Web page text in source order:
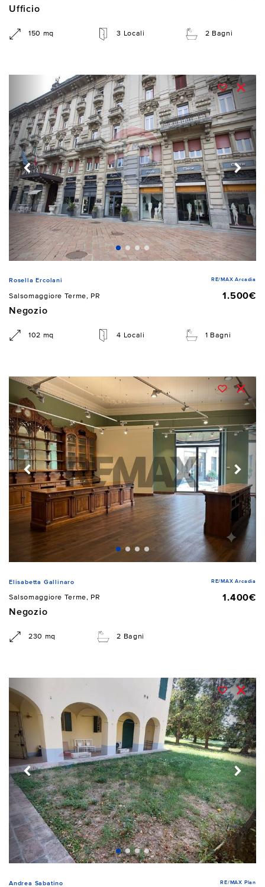
Ufficio
150 mq 3 Locali 2 Bagni
Rosella Ercolani RE/MAX Arcadia
Salsomaggiore Terme, PR
1.500€
Negozio
102 mq 4 Locali 1 Bagni
Elisabetta Gallinaro RE/MAX Arcadia
Salsomaggiore Terme, PR
1.400€
Negozio
230 mq 2 Bagni
Andrea Sabatino RE/MAX Plan